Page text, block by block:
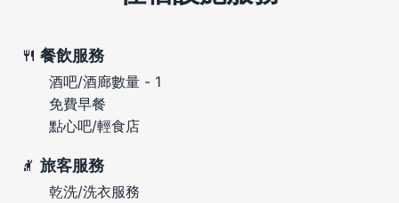
餐飲服務
酒吧/酒廊數量 - 1
免費早餐
點心吧/輕食店
旅客服務
乾洗/洗衣服務